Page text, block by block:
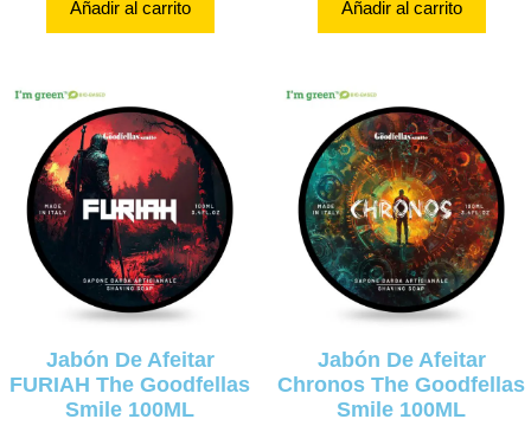
Añadir al carrito Añadir al carrito
Jabón De Afeitar
FURIAH The Goodfellas
Smile 100ML
Jabón De Afeitar
Chronos The Goodfellas
Smile 100ML